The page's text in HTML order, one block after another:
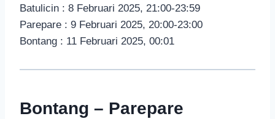
Batulicin : 8 Februari 2025, 21:00-23:59
Parepare : 9 Februari 2025, 20:00-23:00
Bontang : 11 Februari 2025, 00:01
Bontang – Parepare